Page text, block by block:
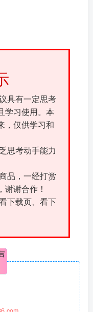
具有一定思考
学习使用。本
，仅供学习和
思考动手能力
品，一经打赏
谢谢合作！
下载页、看下